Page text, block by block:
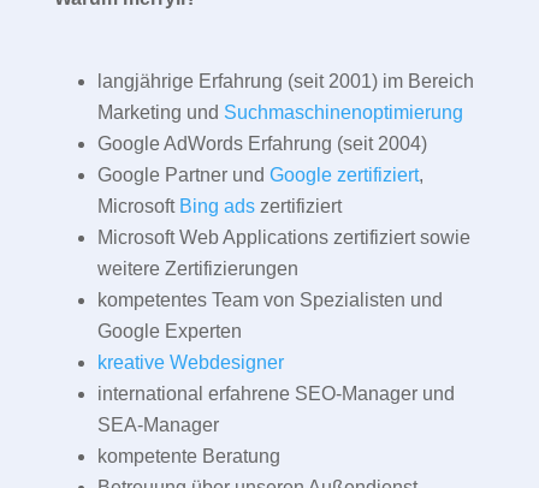
langjährige Erfahrung (seit 2001) im Bereich
Marketing und Suchmaschinenoptimierung
Google AdWords Erfahrung (seit 2004)
Google Partner und Google zertifiziert,
Microsoft Bing adszertifiziert
Microsoft Web Applications zertifiziert sowie
weitere Zertifizierungen
kompetentes Team von Spezialisten und
Google Experten
kreative Webdesigner
international erfahrene SEO-Manager und
SEA-Manager
kompetente Beratung